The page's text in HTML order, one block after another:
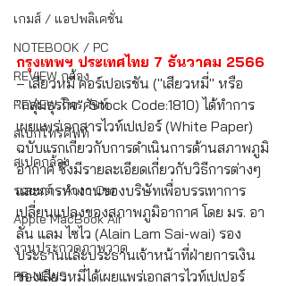
เกมส์ / แอปพลิเคชั่น
NOTEBOOK / PC
REVIEW กล้อง
REVIEW โทรศัพท์
สเปกโทรศัพท์
สเปคกล้อง
รถยนต์ - Auto Car
Apple MacBook Air
งานประกวดภาพวาด
PR-NEWS
กรุงเทพฯ ประเทศไทย 7 ธันวาคม 2566
– เสียวหมี่ คอร์เปอเรชัน ("เสียวหมี่" หรือ
"กลุ่มธุรกิจ"; Stock Code:1810) ได้ทำการ
เผยแพร่เอกสารไวท์เปเปอร์ (White Paper)
ฉบับแรกเกี่ยวกับการดำเนินการด้านสภาพภูมิ
อากาศ ซึ่งมีรายละเอียดเกี่ยวกับวิธีการต่างๆ
และการทำงานของบริษัทเพื่อบรรเทาการ
เปลี่ยนแปลงของสภาพภูมิอากาศ โดย มร. อา
ลัน แลม ไซไว (Alain Lam Sai-wai) รอง
ประธานและประธานเจ้าหน้าที่ฝ่ายการเงิน
ของเสียวหมี่ได้เผยแพร่เอกสารไวท์เปเปอร์